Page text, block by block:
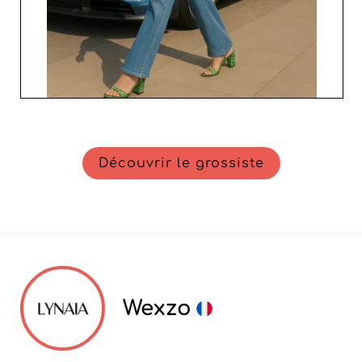
Découvrir le grossiste
Wexzo